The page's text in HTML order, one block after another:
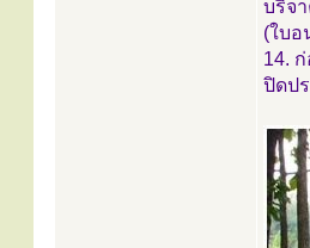
บริจ
(ใบ
14.
ปิดป